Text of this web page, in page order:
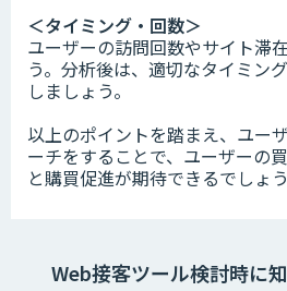
＜タイミング・回数＞
ユーザーの訪問回数やサイト滞
う。分析後は、適切なタイミン
しましょう。
以上のポイントを踏まえ、ユー
ーチをすることで、ユーザーの
と購買促進が期待できるでしょう
Web接客ツール検討時に